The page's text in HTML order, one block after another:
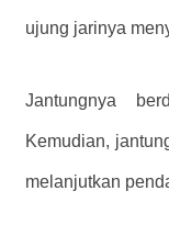
ujung jarinya
Jantungnya
Kemudian,
melanjutkan